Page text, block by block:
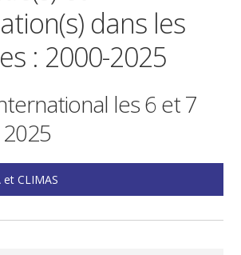
dans les
: 2000-2025
les 6 et 7
CLIMAS